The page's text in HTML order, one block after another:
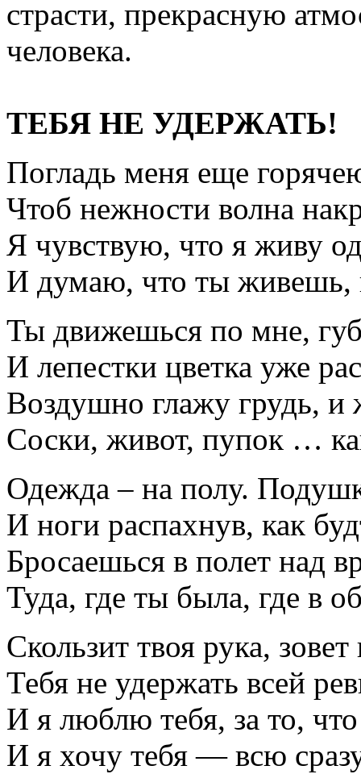
страсти, прекрасную
человека.
ТЕБЯ НЕ УДЕРЖАТЬ!
Погладь меня еще
Чтоб нежности волна
Я чувствую, что я живу
И думаю, что ты живешь,
Ты движешься по мне,
И лепестки цветка уже
Воздушно глажу грудь, и
Соски, живот, пупок …
Одежда – на полу.
И ноги распахнув, как
Бросаешься в полет над
Туда, где ты была, где в
Скользит твоя рука, зовет
Тебя не удержать всей
И я люблю тебя, за то,
И я хочу тебя — всю